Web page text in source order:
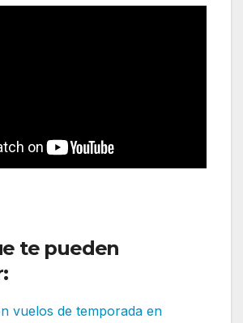
te pueden
vuelos de temporada en